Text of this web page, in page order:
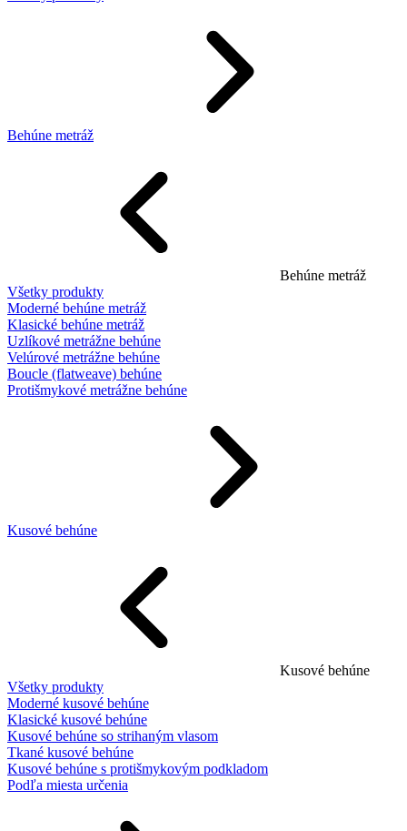
Behúne metráž
Behúne metráž
Všetky produkty
Moderné behúne metráž
Klasické behúne metráž
Uzlíkové metrážne behúne
Velúrové metrážne behúne
Boucle (flatweave) behúne
Protišmykové metrážne behúne
Kusové behúne
Kusové behúne
Všetky produkty
Moderné kusové behúne
Klasické kusové behúne
Kusové behúne so strihaným vlasom
Tkané kusové behúne
Kusové behúne s protišmykovým podkladom
Podľa miesta určenia